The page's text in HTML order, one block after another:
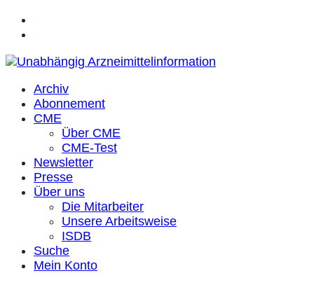
Archiv
Abonnement
CME
Über CME
CME-Test
Newsletter
Presse
Über uns
Die Mitarbeiter
Unsere Arbeitsweise
ISDB
Suche
Mein Konto